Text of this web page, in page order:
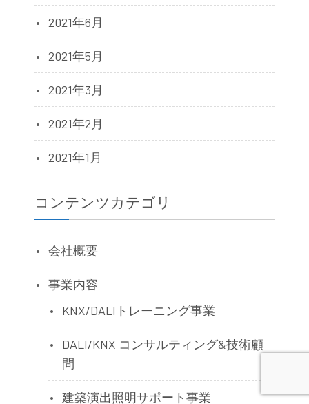
2021年6月
2021年5月
2021年3月
2021年2月
2021年1月
コンテンツカテゴリ
会社概要
事業内容
KNX/DALIトレーニング事業
DALI/KNX コンサルティング&技術顧
問
建築演出照明サポート事業